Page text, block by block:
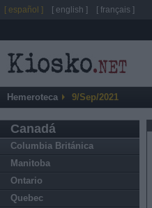
Hemeroteca 9/Sep/2021
Canadá
Columbia Británica
Manitoba
Ontario
Quebec
[ español ] [ english ] [ français ]